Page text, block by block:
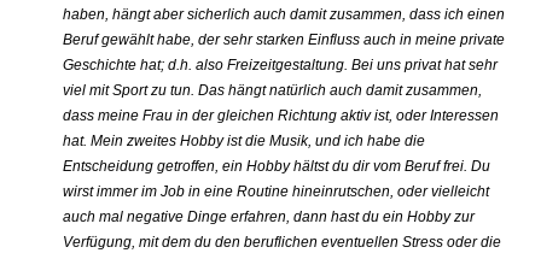
haben, hängt aber sicherlich auch damit zusammen, dass ich einen
Beruf gewählt habe, der sehr starken Einfluss auch in meine private
Geschichte hat; d.h. also Freizeitgestaltung. Bei uns privat hat sehr
viel mit Sport zu tun. Das hängt natürlich auch damit zusammen,
dass meine Frau in der gleichen Richtung aktiv ist, oder Interessen
hat. Mein zweites Hobby ist die Musik, und ich habe die
Entscheidung getroffen, ein Hobby hältst du dir vom Beruf frei. Du
wirst immer im Job in eine Routine hineinrutschen, oder vielleicht
auch mal negative Dinge erfahren, dann hast du ein Hobby zur
Verfügung, mit dem du den beruflichen eventuellen Stress oder die